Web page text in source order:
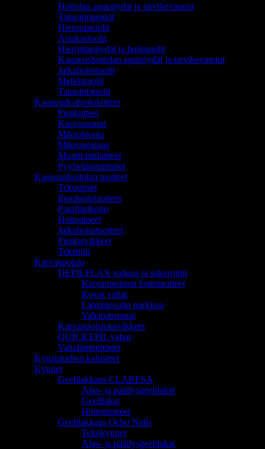
Hoitolan apupöydät ja tarvikevaunut
Tatuointipenkit
Hierontatuolit
Asiakastuolit
Hierontapöydät ja hoitotuolit
Kauneushoitolan apupöydät ja tarvikevaunut
Jalkahoitotuolit
Meikkituolit
Tatuointituolit
Kauneudenhoitolaitteet
Pienlaitteet
Kasvosaunat
Mikrohionta
Mikroneulaus
Monitoimilaitteet
Pyyhelämmittimet
Kauneushoitolan tuotteet
Tekoripset
Ihonhoitotuotteet
Parafiinihoito
Hoitoaineet
Jalkahoitotuotteet
Pientarvikkeet
Tekstiilit
Karvanpoisto
DEPILFLAX vahaus ja sokerointi
Karvanpoiston hoitotuotteet
Kovat vahat
Lämminvaha purkissa
Vahapatruunat
Karvanpoistotarvikkeet
QUICKEPIL vahat
Vahalämmittimet
Kynsistudion kalusteet
Kynnet
Geelilakkaus CLARESA
Alus- ja päällysgeelilakat
Geelilakat
Hoitotuotteet
Geelilakkaus Ocho Nails
Tekokynnet
Alus- ja päällysgeelilakat